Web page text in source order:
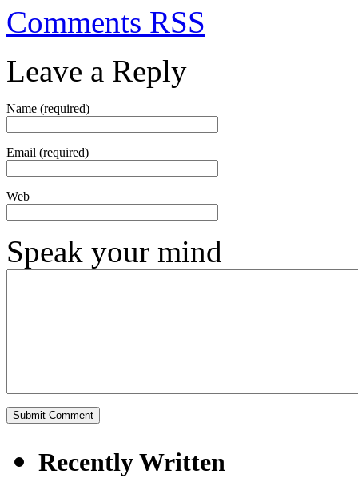
Comments RSS
Leave a Reply
Name (required)
Email (required)
Web
Speak your mind
Recently Written